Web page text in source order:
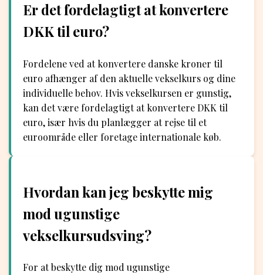
Er det fordelagtigt at konvertere
DKK til euro?
Fordelene ved at konvertere danske kroner til
euro afhænger af den aktuelle vekselkurs og dine
individuelle behov. Hvis vekselkursen er gunstig,
kan det være fordelagtigt at konvertere DKK til
euro, især hvis du planlægger at rejse til et
euroområde eller foretage internationale køb.
Hvordan kan jeg beskytte mig
mod ugunstige
vekselkursudsving?
For at beskytte dig mod ugunstige